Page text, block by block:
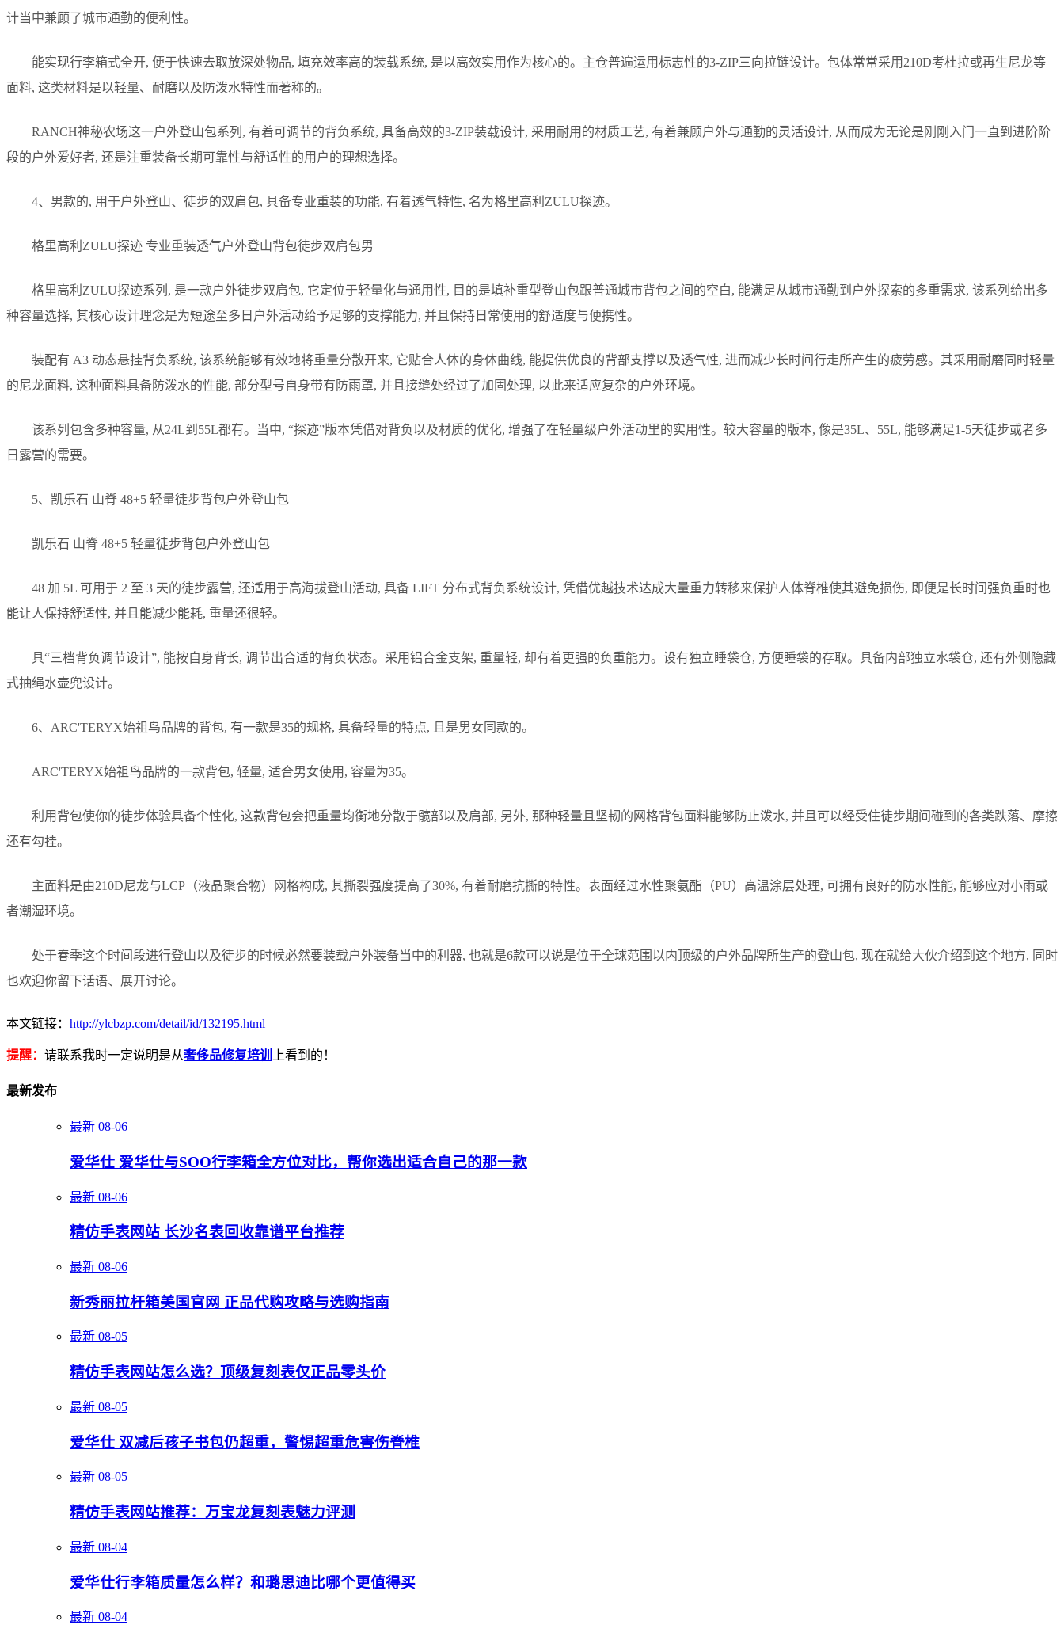
计当中兼顾了城市通勤的便利性。
能实现行李箱式全开, 便于快速去取放深处物品, 填充效率高的装载系统, 是以高效实用作为核心的。主仓普遍运用标志性的3-ZIP三向拉链设计。包体常常采用210D考杜拉或再生尼龙等
面料, 这类材料是以轻量、耐磨以及防泼水特性而著称的。
RANCH神秘农场这一户外登山包系列, 有着可调节的背负系统, 具备高效的3-ZIP装载设计, 采用耐用的材质工艺, 有着兼顾户外与通勤的灵活设计, 从而成为无论是刚刚入门一直到进阶阶
段的户外爱好者, 还是注重装备长期可靠性与舒适性的用户的理想选择。
4、男款的, 用于户外登山、徒步的双肩包, 具备专业重装的功能, 有着透气特性, 名为格里高利ZULU探迹。
格里高利ZULU探迹 专业重装透气户外登山背包徒步双肩包男
格里高利ZULU探迹系列, 是一款户外徒步双肩包, 它定位于轻量化与通用性, 目的是填补重型登山包跟普通城市背包之间的空白, 能满足从城市通勤到户外探索的多重需求, 该系列给出多
种容量选择, 其核心设计理念是为短途至多日户外活动给予足够的支撑能力, 并且保持日常使用的舒适度与便携性。
装配有 A3 动态悬挂背负系统, 该系统能够有效地将重量分散开来, 它贴合人体的身体曲线, 能提供优良的背部支撑以及透气性, 进而减少长时间行走所产生的疲劳感。其采用耐磨同时轻量
的尼龙面料, 这种面料具备防泼水的性能, 部分型号自身带有防雨罩, 并且接缝处经过了加固处理, 以此来适应复杂的户外环境。
该系列包含多种容量, 从24L到55L都有。当中, “探迹”版本凭借对背负以及材质的优化, 增强了在轻量级户外活动里的实用性。较大容量的版本, 像是35L、55L, 能够满足1-5天徒步或者多
日露营的需要。
5、凯乐石 山脊 48+5 轻量徒步背包户外登山包
凯乐石 山脊 48+5 轻量徒步背包户外登山包
48 加 5L 可用于 2 至 3 天的徒步露营, 还适用于高海拔登山活动, 具备 LIFT 分布式背负系统设计, 凭借优越技术达成大量重力转移来保护人体脊椎使其避免损伤, 即便是长时间强负重时也
能让人保持舒适性, 并且能减少能耗, 重量还很轻。
具“三档背负调节设计”, 能按自身背长, 调节出合适的背负状态。采用铝合金支架, 重量轻, 却有着更强的负重能力。设有独立睡袋仓, 方便睡袋的存取。具备内部独立水袋仓, 还有外侧隐藏
式抽绳水壶兜设计。
6、ARC'TERYX始祖鸟品牌的背包, 有一款是35的规格, 具备轻量的特点, 且是男女同款的。
ARC'TERYX始祖鸟品牌的一款背包, 轻量, 适合男女使用, 容量为35。
利用背包使你的徒步体验具备个性化, 这款背包会把重量均衡地分散于髋部以及肩部, 另外, 那种轻量且坚韧的网格背包面料能够防止泼水, 并且可以经受住徒步期间碰到的各类跌落、摩擦
还有勾挂。
主面料是由210D尼龙与LCP（液晶聚合物）网格构成, 其撕裂强度提高了30%, 有着耐磨抗撕的特性。表面经过水性聚氨酯（PU）高温涂层处理, 可拥有良好的防水性能, 能够应对小雨或
者潮湿环境。
处于春季这个时间段进行登山以及徒步的时候必然要装载户外装备当中的利器, 也就是6款可以说是位于全球范围以内顶级的户外品牌所生产的登山包, 现在就给大伙介绍到这个地方, 同时
也欢迎你留下话语、展开讨论。
本文链接： http://ylcbzp.com/detail/id/132195.html
提醒： 请联系我时一定说明是从奢侈品修复培训 上看到的！
最新发布
最新 08-06
爱华仕 爱华仕与SOO行李箱全方位对比，帮你选出适合自己的那一款
最新 08-06
精仿手表网站 长沙名表回收靠谱平台推荐
最新 08-06
新秀丽拉杆箱美国官网 正品代购攻略与选购指南
最新 08-05
精仿手表网站怎么选？顶级复刻表仅正品零头价
最新 08-05
爱华仕 双减后孩子书包仍超重，警惕超重危害伤脊椎
最新 08-05
精仿手表网站推荐：万宝龙复刻表魅力评测
最新 08-04
爱华仕行李箱质量怎么样？和璐思迪比哪个更值得买
最新 08-04